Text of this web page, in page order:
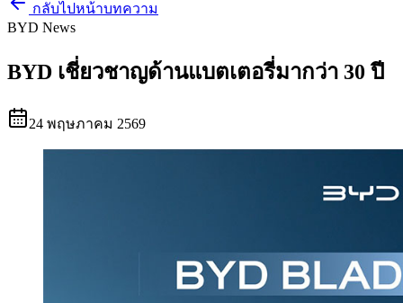
กลับไปหน้าบทความ
BYD News
BYD เชี่ยวชาญด้านแบตเตอรี่มากว่า 30 ปี
24 พฤษภาคม 2569